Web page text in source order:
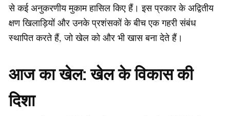
से कई अनुकरणीय मुकाम हासिल किए हैं। इस प्रकार के अद्वितीय
क्षण खिलाड़ियों और उनके प्रशंसकों के बीच एक गहरी संबंध
स्थापित करते हैं, जो खेल को और भी खास बना देते हैं।
आज का खेल: खेल के विकास की
दिशा